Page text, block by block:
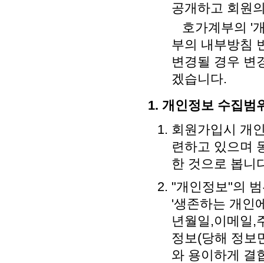
공개하고 회원
호가계부의 '
부의 내부방침
변경될 경우 변
겠습니다.
1. 개인정보 수집범
회원가입시 개
련하고 있으며
한 것으로 봅니
"개인정보"의
'생존하는 개인
년월일,이메일,
정보(당해 정보
와 용이하게 결